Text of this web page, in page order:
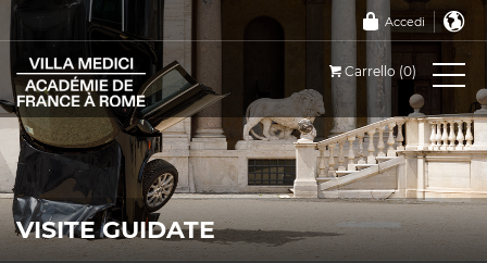
Accedi
Carrello (0)
VISITE GUIDATE